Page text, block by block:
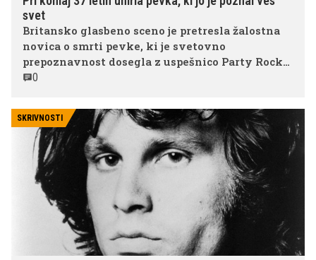
svet
Britansko glasbeno sceno je pretresla žalostna
novica o smrti pevke, ki je svetovno
prepoznavnost dosegla z uspešnico Party Rock
Anthem skupine LMFAO. Umrla je pri komaj 37
glasbenih kolegov in oboževalcev po vsem
svetu.
0
SKRIVNOSTI